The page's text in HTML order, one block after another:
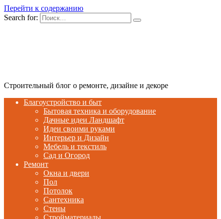
Перейти к содержанию
Search for:
Строительный блог о ремонте, дизайне и декоре
Благоустройство и быт
Бытовая техника и оборудование
Дачные идеи Ландшафт
Идеи своими руками
Интерьер и Дизайн
Мебель и текстиль
Сад и Огород
Ремонт
Окна и двери
Пол
Потолок
Сантехника
Стены
Стройматериалы